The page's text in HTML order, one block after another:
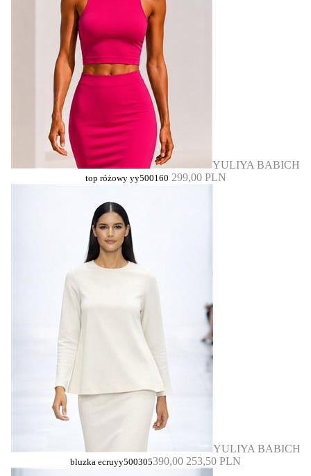
YULIYA BABICH
top różowy yy500160 299,00 PLN
YULIYA BABICH
bluzka ecruyy500305390,00 253,50 PLN